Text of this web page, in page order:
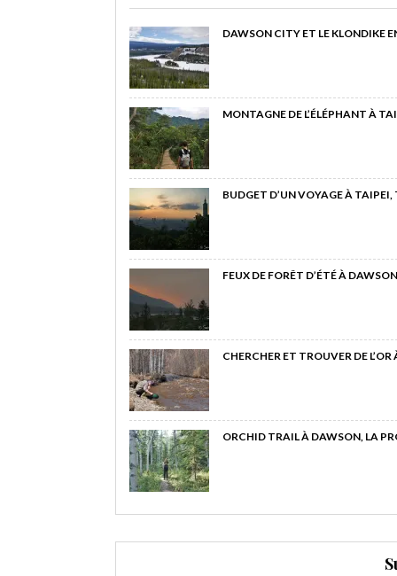
DAWSON CITY ET LE KLONDIKE
MONTAGNE DE L’ÉLÉPHANT À
BUDGET D’UN VOYAGE À
FEUX DE FORÊT D’ÉTÉ À
CHERCHER ET TROUVER DE
ORCHID TRAIL À DAWSON, LA